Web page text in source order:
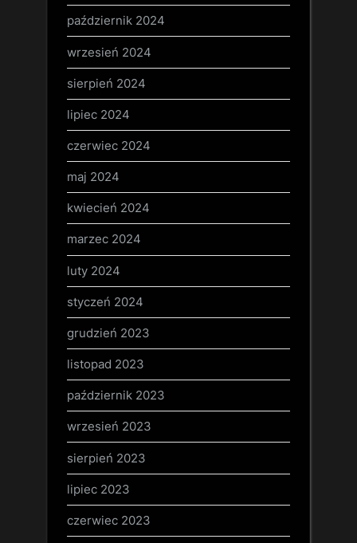
październik 2024
wrzesień 2024
sierpień 2024
lipiec 2024
czerwiec 2024
maj 2024
kwiecień 2024
marzec 2024
luty 2024
styczeń 2024
grudzień 2023
listopad 2023
październik 2023
wrzesień 2023
sierpień 2023
lipiec 2023
czerwiec 2023